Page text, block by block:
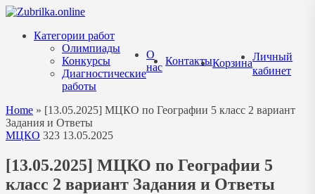
Перейти
содержанию
Категории работ
Олимпиады
Конкурсы
Диагностические
работы
О
нас
КонтактыКорзина
Личный
кабинет
Home » [13.05.2025] МЦКО по Географии 5 класс 2 вариант
Задания и Ответы
МЦКО 323 13.05.2025
[13.05.2025] МЦКО по Географии 5
класс 2 вариант Задания и Ответы